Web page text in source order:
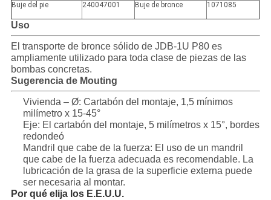
Buje del pie 240047001 Buje de bronce 1071085
Uso
El transporte de bronce sólido de JDB-1U P80 es
ampliamente utilizado para toda clase de piezas de las
bombas concretas.
Sugerencia de Mouting
Vivienda – Ø: Cartabón del montaje, 1,5 mínimos
milímetro x 15-45°
Eje: El cartabón del montaje, 5 milímetros x 15°, bordes
redondeó
Mandril que cabe de la fuerza: El uso de un mandril
que cabe de la fuerza adecuada es recomendable. La
lubricación de la grasa de la superficie externa puede
ser necesaria al montar.
Por qué elija los E.E.U.U.